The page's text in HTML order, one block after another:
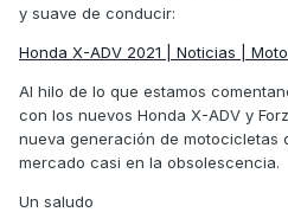
y suave de conducir:
Honda X-ADV 2021 | Noticias |
Al hilo de lo que estamos
con los nuevos Honda X-ADV y
nueva generación de motocicletas
mercado casi en la obsolescencia.
Un saludo